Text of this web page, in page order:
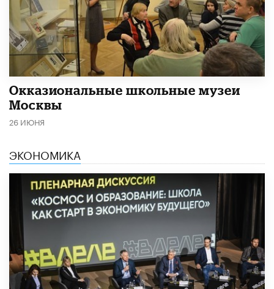
​Окказиональные школьные музеи
Москвы
26 ИЮНЯ
ЭКОНОМИКА